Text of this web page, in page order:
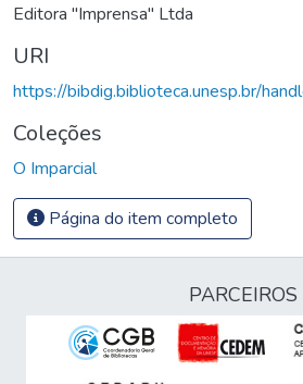
Editora "Imprensa" Ltda
URI
https://bibdig.biblioteca.unesp.br/
Coleções
O Imparcial
Página do item completo
PARCEIROS